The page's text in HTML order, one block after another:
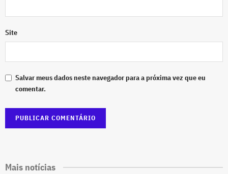
Site
Salvar meus dados neste navegador para a próxima vez que eu
comentar.
Mais notícias